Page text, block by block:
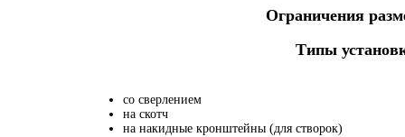
Ограничения
Типы
со сверлением
на скотч
на накидные кронштейны (для створок)